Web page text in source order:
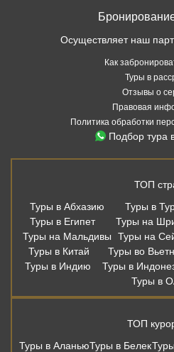
Осуществляет наш
Как
Туры в
Отзывы о
Правовая
Политика обработки
Подбор тура
ТОП
Туры в Абхазию
Туры в
Туры в Египет
Туры на
Туры на Мальдивы
Туры на
Туры в Китай
Туры во
Туры в Индию
Туры в
Туры в
ТОП
Туры в АланьюТуры в Белек